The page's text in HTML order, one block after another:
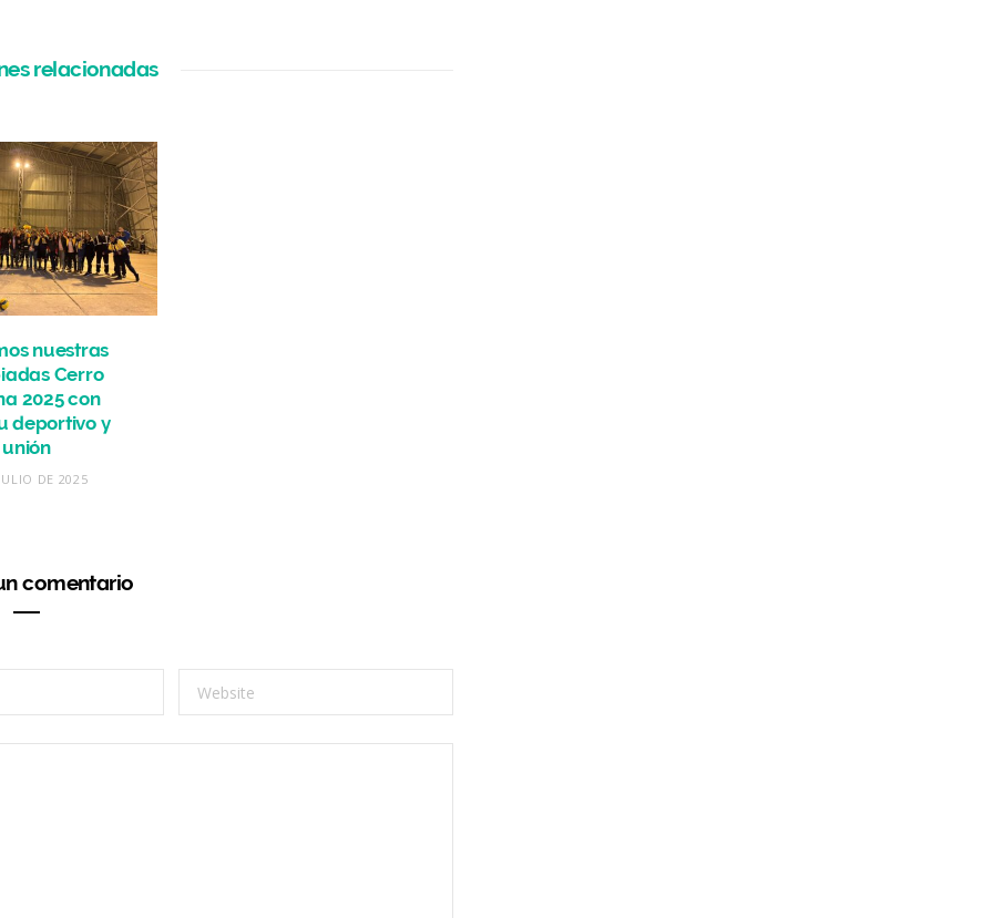
relacionadas
nuestras
Cerro
2025 con
deportivo y
unión
DE 2025
comentario